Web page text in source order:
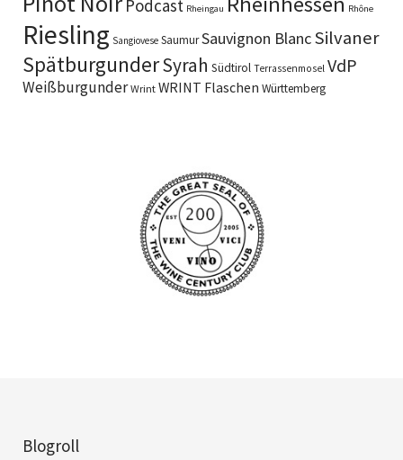
Podcast Rheingau Rhône
Riesling Sangiovese SaumurSauvignon BlancSilvaner
SpätburgunderSyrah Südtirol Terrassenmosel VdP
Weißburgunder Wrint WRINT Flaschen Württemberg
Blogroll